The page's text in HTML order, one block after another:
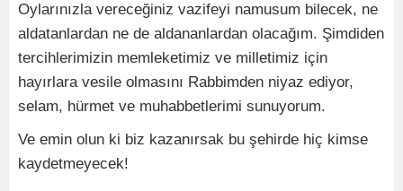
Oylarınızla vereceğiniz vazifeyi namusum bilecek, ne
aldatanlardan ne de aldananlardan olacağım. Şimdiden
tercihlerimizin memleketimiz ve milletimiz için
hayırlara vesile olmasını Rabbimden niyaz ediyor,
selam, hürmet ve muhabbetlerimi sunuyorum.
Ve emin olun ki biz kazanırsak bu şehirde hiç kimse
kaydetmeyecek!